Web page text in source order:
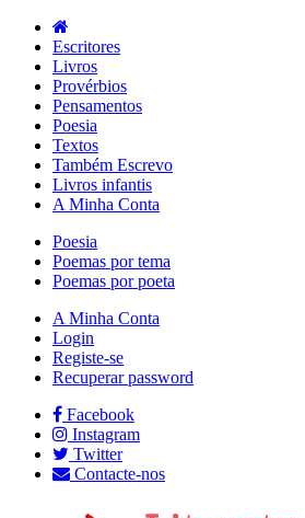
Escritores
Livros
Provérbios
Pensamentos
Poesia
Textos
Também Escrevo
Livros infantis
A Minha Conta
Poesia
Poemas por tema
Poemas por poeta
A Minha Conta
Login
Registe-se
Recuperar password
Facebook
Instagram
Twitter
Contacte-nos